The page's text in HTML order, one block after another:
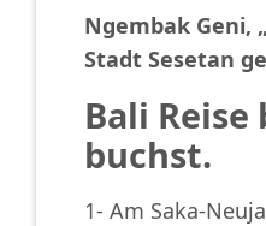
Ngembak Geni,
Stadt Sesetan
Bali Reise
buchst.
1- Am Saka-